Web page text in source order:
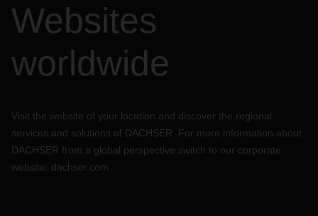
Websites
worldwide
Visit the website of your location and discover the regional
services and solutions of DACHSER. For more information about
DACHSER from a global perspective switch to our corporate
website: dachser.com